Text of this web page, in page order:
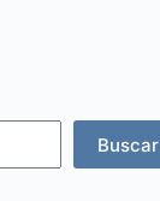
Buscar